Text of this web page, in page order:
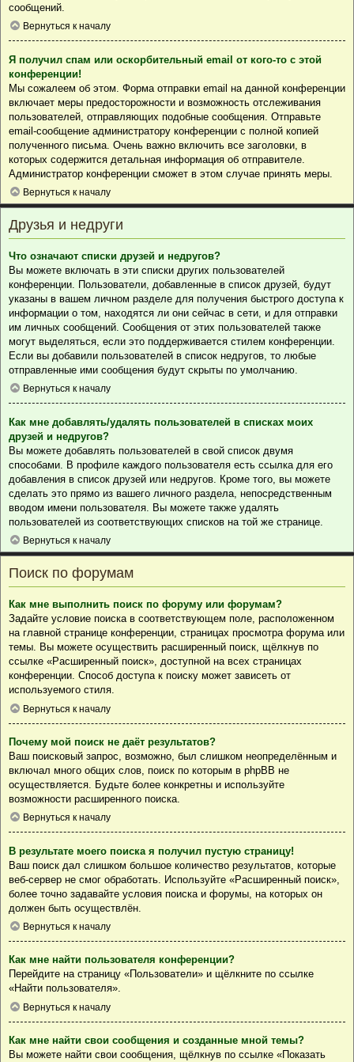
сообщений.
Вернуться к началу
Я получил спам или оскорбительный email от кого-то с этой
конференции!
Мы сожалеем об этом. Форма отправки email на данной конференции
включает меры предосторожности и возможность отслеживания
пользователей, отправляющих подобные сообщения. Отправьте
email-сообщение администратору конференции с полной копией
полученного письма. Очень важно включить все заголовки, в
которых содержится детальная информация об отправителе.
Администратор конференции сможет в этом случае принять меры.
Вернуться к началу
Друзья и недруги
Что означают списки друзей и недругов?
Вы можете включать в эти списки других пользователей
конференции. Пользователи, добавленные в список друзей, будут
указаны в вашем личном разделе для получения быстрого доступа к
информации о том, находятся ли они сейчас в сети, и для отправки
им личных сообщений. Сообщения от этих пользователей также
могут выделяться, если это поддерживается стилем конференции.
Если вы добавили пользователей в список недругов, то любые
отправленные ими сообщения будут скрыты по умолчанию.
Вернуться к началу
Как мне добавлять/удалять пользователей в списках моих
друзей и недругов?
Вы можете добавлять пользователей в свой список двумя
способами. В профиле каждого пользователя есть ссылка для его
добавления в список друзей или недругов. Кроме того, вы можете
сделать это прямо из вашего личного раздела, непосредственным
вводом имени пользователя. Вы можете также удалять
пользователей из соответствующих списков на той же странице.
Вернуться к началу
Поиск по форумам
Как мне выполнить поиск по форуму или форумам?
Задайте условие поиска в соответствующем поле, расположенном
на главной странице конференции, страницах просмотра форума или
темы. Вы можете осуществить расширенный поиск, щёлкнув по
ссылке «Расширенный поиск», доступной на всех страницах
конференции. Способ доступа к поиску может зависеть от
используемого стиля.
Вернуться к началу
Почему мой поиск не даёт результатов?
Ваш поисковый запрос, возможно, был слишком неопределённым и
включал много общих слов, поиск по которым в phpBB не
осуществляется. Будьте более конкретны и используйте
возможности расширенного поиска.
Вернуться к началу
В результате моего поиска я получил пустую страницу!
Ваш поиск дал слишком большое количество результатов, которые
веб-сервер не смог обработать. Используйте «Расширенный поиск»,
более точно задавайте условия поиска и форумы, на которых он
должен быть осуществлён.
Вернуться к началу
Как мне найти пользователя конференции?
Перейдите на страницу «Пользователи» и щёлкните по ссылке
«Найти пользователя».
Вернуться к началу
Как мне найти свои сообщения и созданные мной темы?
Вы можете найти свои сообщения, щёлкнув по ссылке «Показать